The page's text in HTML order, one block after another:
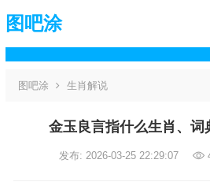
图吧涂
图吧涂 生肖解说
金玉良言指什么生肖、词
发布: 2026-03-25 22:29:07